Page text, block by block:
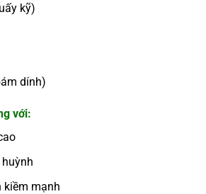
kỹ)
dính)
với:
kiềm mạnh